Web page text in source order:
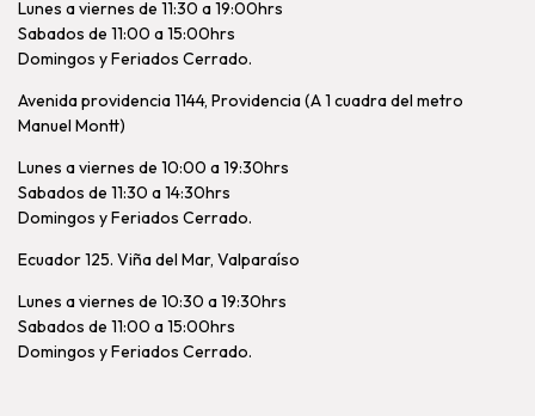
Lunes a viernes de 11:30 a 19:00hrs
Sabados de 11:00 a 15:00hrs
Domingos y Feriados Cerrado.
Avenida providencia 1144, Providencia (A 1 cuadra del metro
Manuel Montt)
Lunes a viernes de 10:00 a 19:30hrs
Sabados de 11:30 a 14:30hrs
Domingos y Feriados Cerrado.
Ecuador 125. Viña del Mar, Valparaíso
Lunes a viernes de 10:30 a 19:30hrs
Sabados de 11:00 a 15:00hrs
Domingos y Feriados Cerrado.